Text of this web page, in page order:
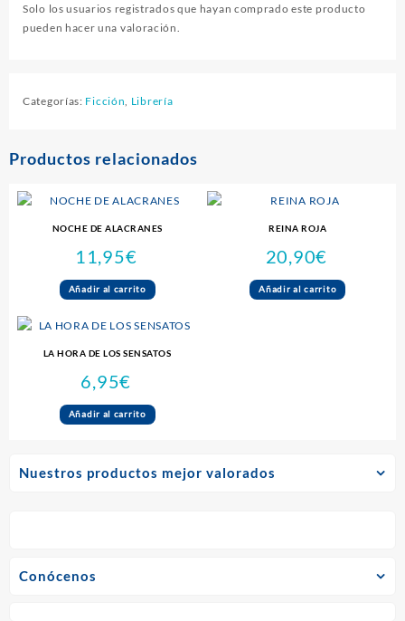
Nuestros productos mejor valorados
Solo los usuarios registrados que hayan comprado este producto
pueden hacer una valoración.
Categorías: Ficción Librería
Productos relacionados
NOCHE DE ALACRANES
11,95€
Añadir al carrito
REINA ROJA
20,90€
Añadir al carrito
LA HORA DE LOS SENSATOS
6,95€
Añadir al carrito
Conócenos